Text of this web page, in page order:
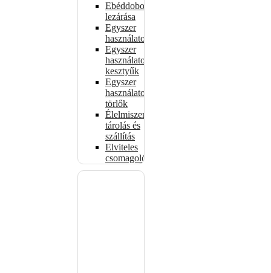
Ebéddobozok
lezárása
Egyszer
használatos
Egyszer
használatos
kesztyűk
Egyszer
használatos
törlők
Élelmiszer-
tárolás és
szállítás
Elviteles
csomagolóanyagok